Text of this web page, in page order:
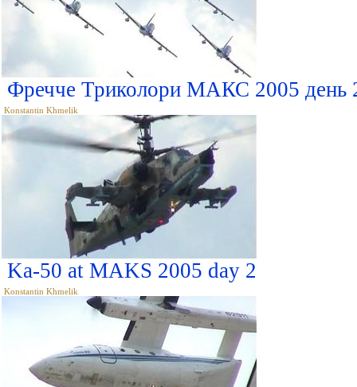
Фречче Триколори МАКС 2005 день
Konstantin Khmelik
Ka-50 at MAKS 2005 day 2
Konstantin Khmelik